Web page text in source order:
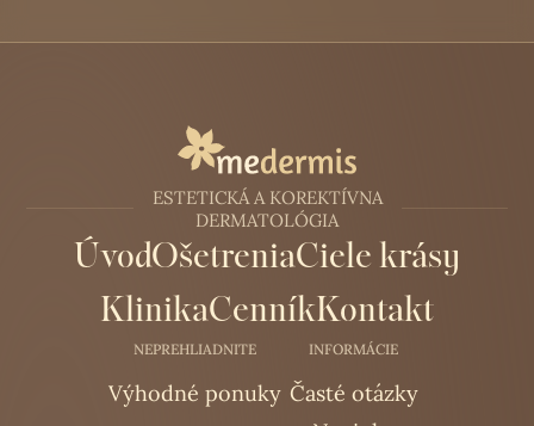
ESTETICKÁ A KOREKTÍVNA
DERMATOLÓGIA
ÚvodOšetreniaCiele krásy
KlinikaCenníkKontakt
NEPREHLIADNITE
Výhodné ponuky
INFORMÁCIE
Časté otázky